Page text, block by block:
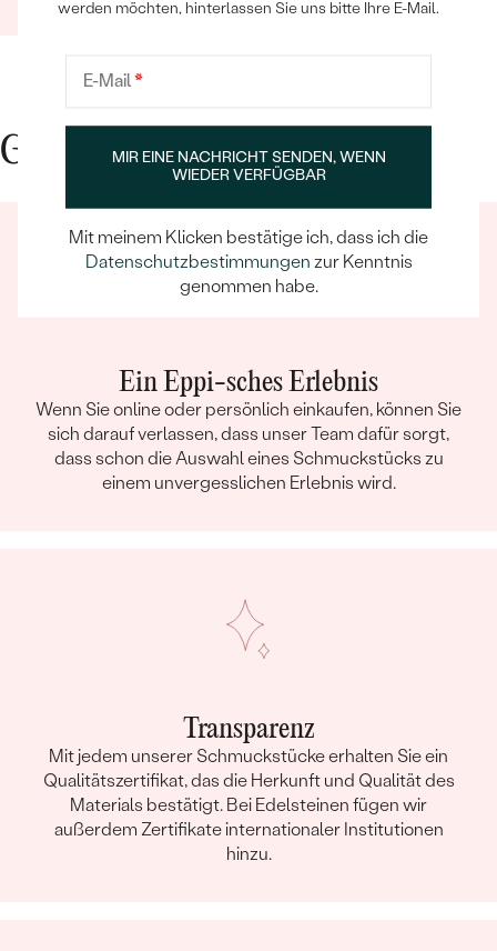
16.09.2021 Ganze Bewertung anzeigen
Gute Gründe für Eppi
Ein Eppi-sches Erlebnis
Wenn Sie online oder persönlich einkaufen, können Sie
sich darauf verlassen, dass unser Team dafür sorgt,
dass schon die Auswahl eines Schmuckstücks zu
einem unvergesslichen Erlebnis wird.
Transparenz
Mit jedem unserer Schmuckstücke erhalten Sie ein
Qualitätszertifikat, das die Herkunft und Qualität des
Materials bestätigt. Bei Edelsteinen fügen wir
außerdem Zertifikate internationaler Institutionen
hinzu.
werden möchten, hinterlassen Sie uns bitte Ihre E-Mail.
E-Mail*
MIR EINE NACHRICHT SENDEN, WENN
WIEDER VERFÜGBAR
Mit meinem Klicken bestätige ich, dass ich die
Datenschutzbestimmungen zur Kenntnis
genommen habe.